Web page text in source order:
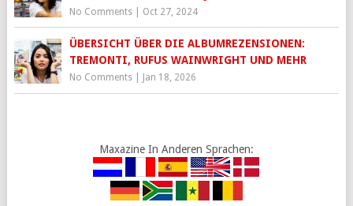
No Comments| Oct 27, 2024
ÜBERSICHT ÜBER DIE ALBUMREZENSIONEN:
TREMONTI, RUFUS WAINWRIGHT UND MEHR
No Comments| Jan 18, 2026
Maxazine In Anderen Sprachen: